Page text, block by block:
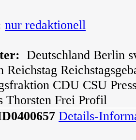
nur redaktionell
Deutschland Berlin
Reichstag
CDU CSU
Thorsten Frei Profil
Details-